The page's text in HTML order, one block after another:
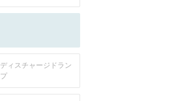
ディスチャージドラン
プ